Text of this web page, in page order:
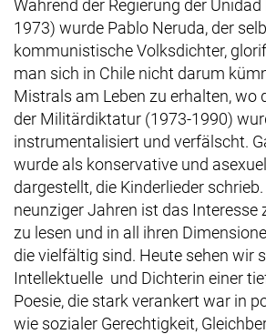
Während der Regierung der Unidad
1973) wurde Pablo Neruda, der
kommunistische Volksdichter,
man sich in Chile nicht darum
Mistrals am Leben zu erhalten, wo
der Militärdiktatur (1973-1990)
instrumentalisiert und verfälscht.
wurde als konservative und
dargestellt, die Kinderlieder
neunziger Jahren ist das Interesse
zu lesen und in all ihren
die vielfältig sind. Heute sehen wir
Intellektuelle und Dichterin einer
Poesie, die stark verankert war in
wie sozialer Gerechtigkeit,